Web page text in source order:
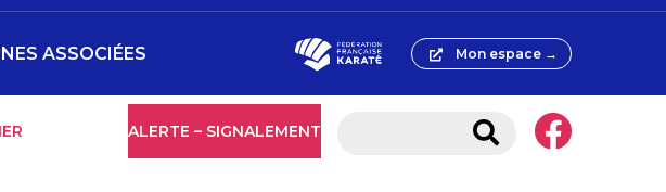
ALERTE – SIGNALEMENT
ASSOCIÉES Mon espace →